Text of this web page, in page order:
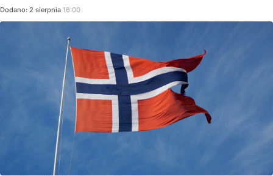
Dodano: 2 sierpnia 16:00